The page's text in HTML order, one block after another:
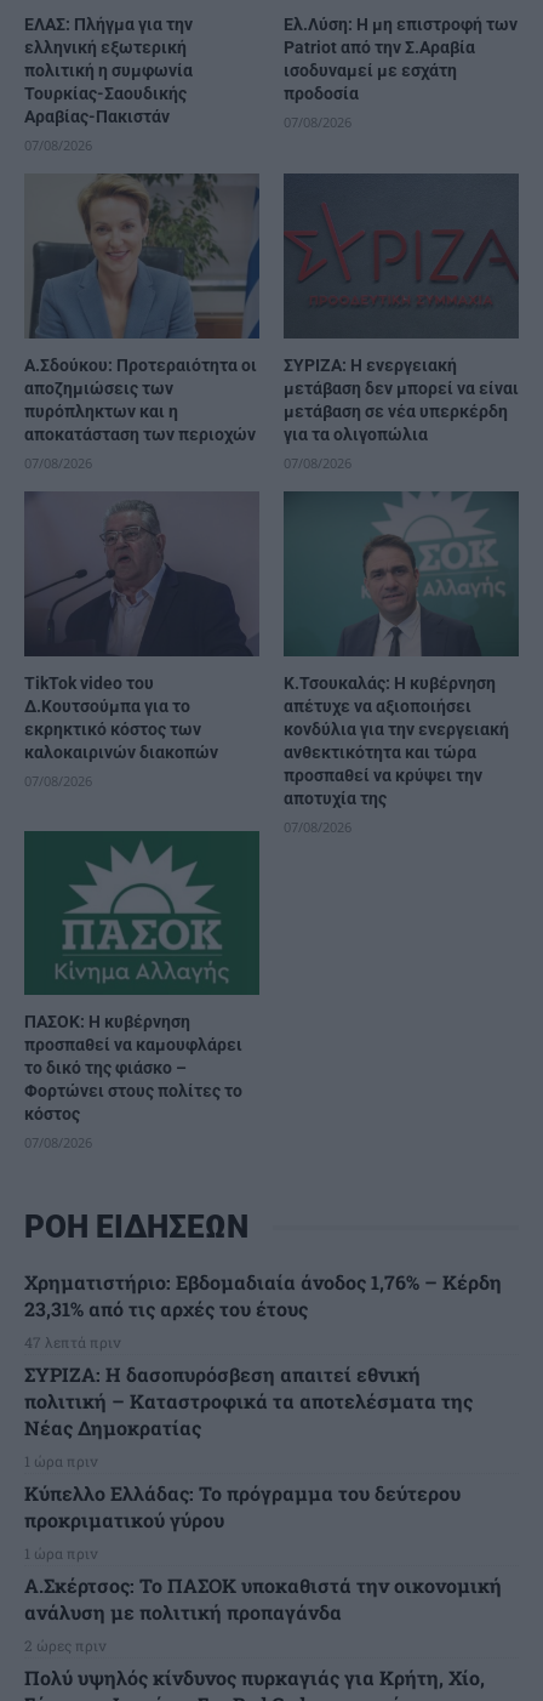
ΕΛΑΣ: Πλήγμα για την
ελληνική εξωτερική
πολιτική η συμφωνία
Τουρκίας-Σαουδικής
Αραβίας-Πακιστάν
07/08/2026
Ελ.Λύση: Η μη επιστροφή των
Patriot από την Σ.Αραβία
ισοδυναμεί με εσχάτη
προδοσία
07/08/2026
Α.Σδούκου: Προτεραιότητα οι
αποζημιώσεις των
πυρόπληκτων και η
αποκατάσταση των περιοχών
07/08/2026
ΣΥΡΙΖΑ: Η ενεργειακή
μετάβαση δεν μπορεί να είναι
μετάβαση σε νέα υπερκέρδη
για τα ολιγοπώλια
07/08/2026
TikTok video του
Δ.Κουτσούμπα για το
εκρηκτικό κόστος των
καλοκαιρινών διακοπών
07/08/2026
Κ.Τσουκαλάς: Η κυβέρνηση
απέτυχε να αξιοποιήσει
κονδύλια για την ενεργειακή
ανθεκτικότητα και τώρα
προσπαθεί να κρύψει την
αποτυχία της
07/08/2026
ΠΑΣΟΚ: Η κυβέρνηση
προσπαθεί να καμουφλάρει
το δικό της φιάσκο –
Φορτώνει στους πολίτες το
κόστος
07/08/2026
ΡΟΗ ΕΙΔΗΣΕΩΝ
Χρηματιστήριο: Εβδομαδιαία άνοδος 1,76% – Κέρδη
23,31% από τις αρχές του έτους
47 λεπτά πριν
ΣΥΡΙΖΑ: Η δασοπυρόσβεση απαιτεί εθνική
πολιτική – Καταστροφικά τα αποτελέσματα της
Νέας Δημοκρατίας
1 ώρα πριν
Κύπελλο Ελλάδας: Το πρόγραμμα του δεύτερου
προκριματικού γύρου
1 ώρα πριν
Α.Σκέρτσος: Το ΠΑΣΟΚ υποκαθιστά την οικονομική
ανάλυση με πολιτική προπαγάνδα
2 ώρες πριν
Πολύ υψηλός κίνδυνος πυρκαγιάς για Κρήτη, Χίο,